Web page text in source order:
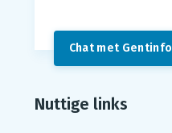
Chat met Gentinfo
Nuttige links